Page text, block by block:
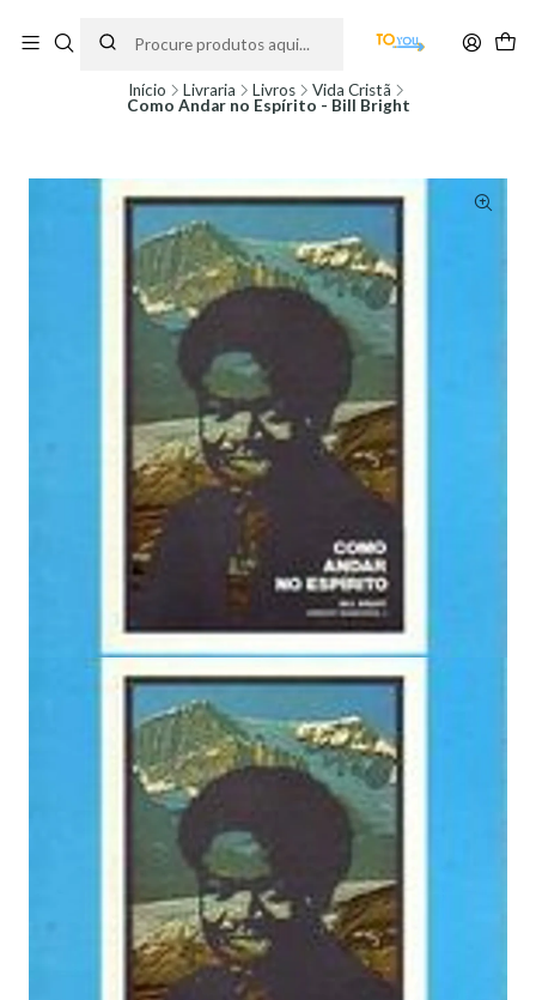
partir do dia 11 de Agosto, às 10H.
Início Livraria Livros
Vida Cristã
Como Andar no Espírito - Bill Bright